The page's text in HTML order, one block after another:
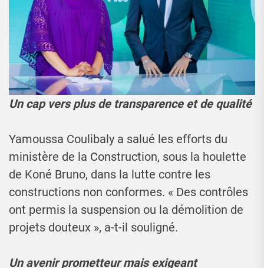
Un cap vers plus de transparence et de qualité
Yamoussa Coulibaly a salué les efforts du
ministère de la Construction, sous la houlette
de Koné Bruno, dans la lutte contre les
constructions non conformes. « Des contrôles
ont permis la suspension ou la démolition de
projets douteux », a-t-il souligné.
Un avenir prometteur mais exigeant